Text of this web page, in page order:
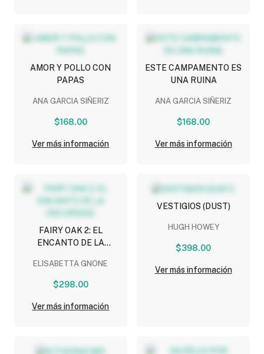
AMOR Y POLLO CON
PAPAS
ANA GARCIA SIÑERIZ
$168.00
Ver más información
ESTE CAMPAMENTO ES
UNA RUINA
ANA GARCIA SIÑERIZ
$168.00
Ver más información
FAIRY OAK 2: EL
ENCANTO DE LA
ELISABETTA GNONE
$298.00
Ver más información
VESTIGIOS (DUST)
HUGH HOWEY
$398.00
Ver más información